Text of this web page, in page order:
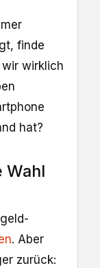
finde
wirklich
hat?
Wahl
. Aber
zurück: